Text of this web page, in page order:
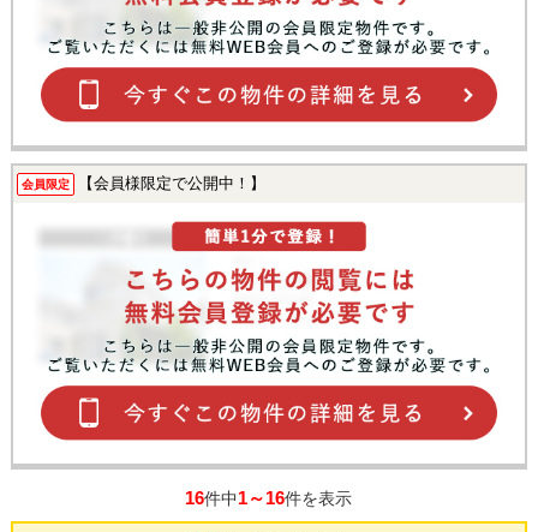
会員限定 【会員様限定で公開中！】
16件中1～16件を表示